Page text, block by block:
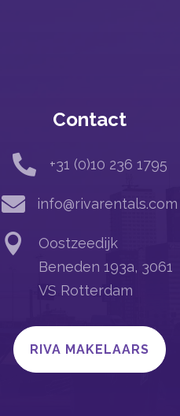
Contact
 +31 (0)10 236 1795
 info@rivarentals.com

Oostzeedijk
Beneden 193a, 3061
VS Rotterdam
RIVA MAKELAARS